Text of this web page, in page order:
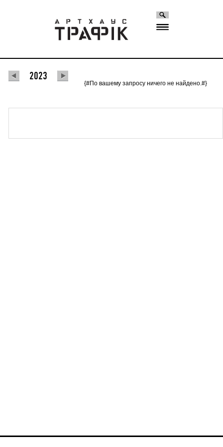
2023
{#По вашему запросу ничего не найдено.#}